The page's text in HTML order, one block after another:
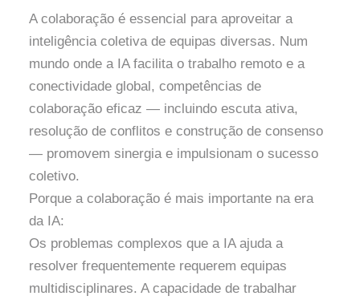
A colaboração é essencial para aproveitar a
inteligência coletiva de equipas diversas. Num
mundo onde a IA facilita o trabalho remoto e a
conectividade global, competências de
colaboração eficaz — incluindo escuta ativa,
resolução de conflitos e construção de consenso
— promovem sinergia e impulsionam o sucesso
coletivo.
Porque a colaboração é mais importante na era
da IA:
Os problemas complexos que a IA ajuda a
resolver frequentemente requerem equipas
multidisciplinares. A capacidade de trabalhar